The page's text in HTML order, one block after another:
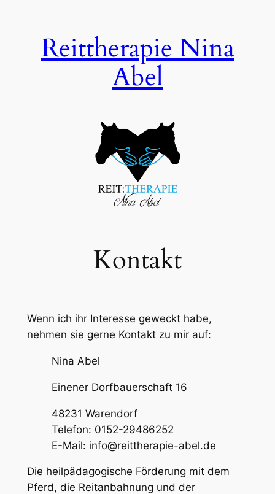
springenReittherapie Nina
Abel
Kontakt
Wenn ich ihr Interesse geweckt habe,
nehmen sie gerne Kontakt zu mir auf:
Nina Abel
Einener Dorfbauerschaft 16
48231 Warendorf
Telefon: 0152-29486252
E-Mail: info@reittherapie-abel.de
Die heilpädagogische Förderung mit dem
Pferd, die Reitanbahnung und der